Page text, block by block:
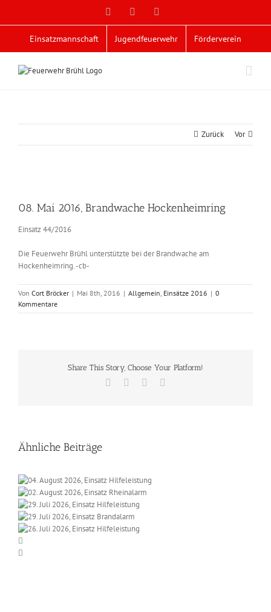
Facebook
Einsatzmannschaft Jugendfeuerwehr Förderverein
Zurück Vor
Bild
08. Mai 2016, Brandwache Hockenheimring
Einsatz 44/2016
Die Feuerwehr Brühl unterstützte bei der Brandwache am
Hockenheimring. -cb-
Von Cort Bröcker | Mai 8th, 2016 | Allgemein, Einsätze 2016 | 0
Kommentare
Share This Story, Choose Your Platform!
Facebook
Ähnliche Beiträge